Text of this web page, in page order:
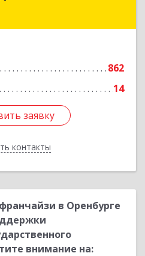
862
14
заявку
контакты
Подробнее
заявку
в Оренбурге
внимание на: